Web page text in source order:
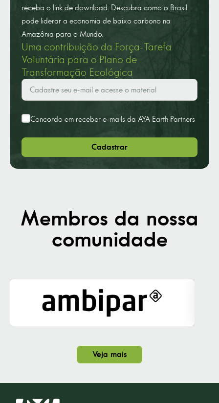
receba o link de download. Descubra como o Brasil
pode liderar a economia de baixo carbono na
Amazônia para o Mundo.
Uma contribuição da Força-Tarefa
Voluntária para o Plano de
Transformação Ecológica
Concordo em receber e-mails da AYA Earth Partners
Cadastrar
Membros da nossa
comunidade
Veja mais